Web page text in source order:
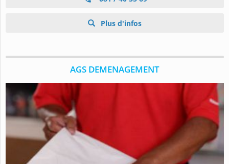
Plus d'infos
AGS DEMENAGEMENT